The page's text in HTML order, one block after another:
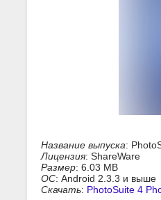
Название выпуска:
Лицензия: ShareWare
Размер: 6.03 MB
ОС: Android 2.3.3 и выше
Скачать: PhotoSuite 4